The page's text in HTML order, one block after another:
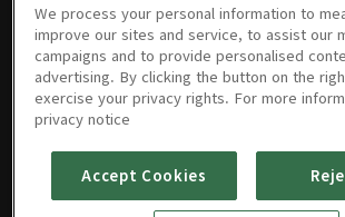
07/14/2026
07/14/2026 • 28분
07/13/202607/10/202607/09/2026
We process your personal information to
improve our sites and service, to assist our
campaigns and to provide personalised
advertising. By clicking the button on the
exercise your privacy rights. For more
privacy notice
Accept Cookies